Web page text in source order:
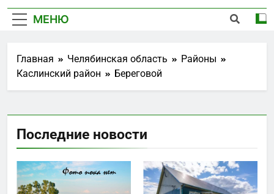
МЕНЮ
Главная Челябинская область
Районы
Каслинский район
Береговой
Последние новости